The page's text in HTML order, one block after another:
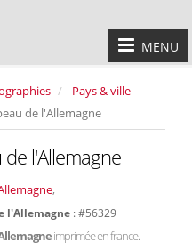
MENU
Pays & ville
de l'Allemagne
l'Allemagne
,
l'Allemagne : #56329
imprimée en france.